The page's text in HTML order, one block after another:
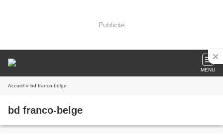
Publicité
MENU
Accueil » bd franco-belge
bd franco-belge